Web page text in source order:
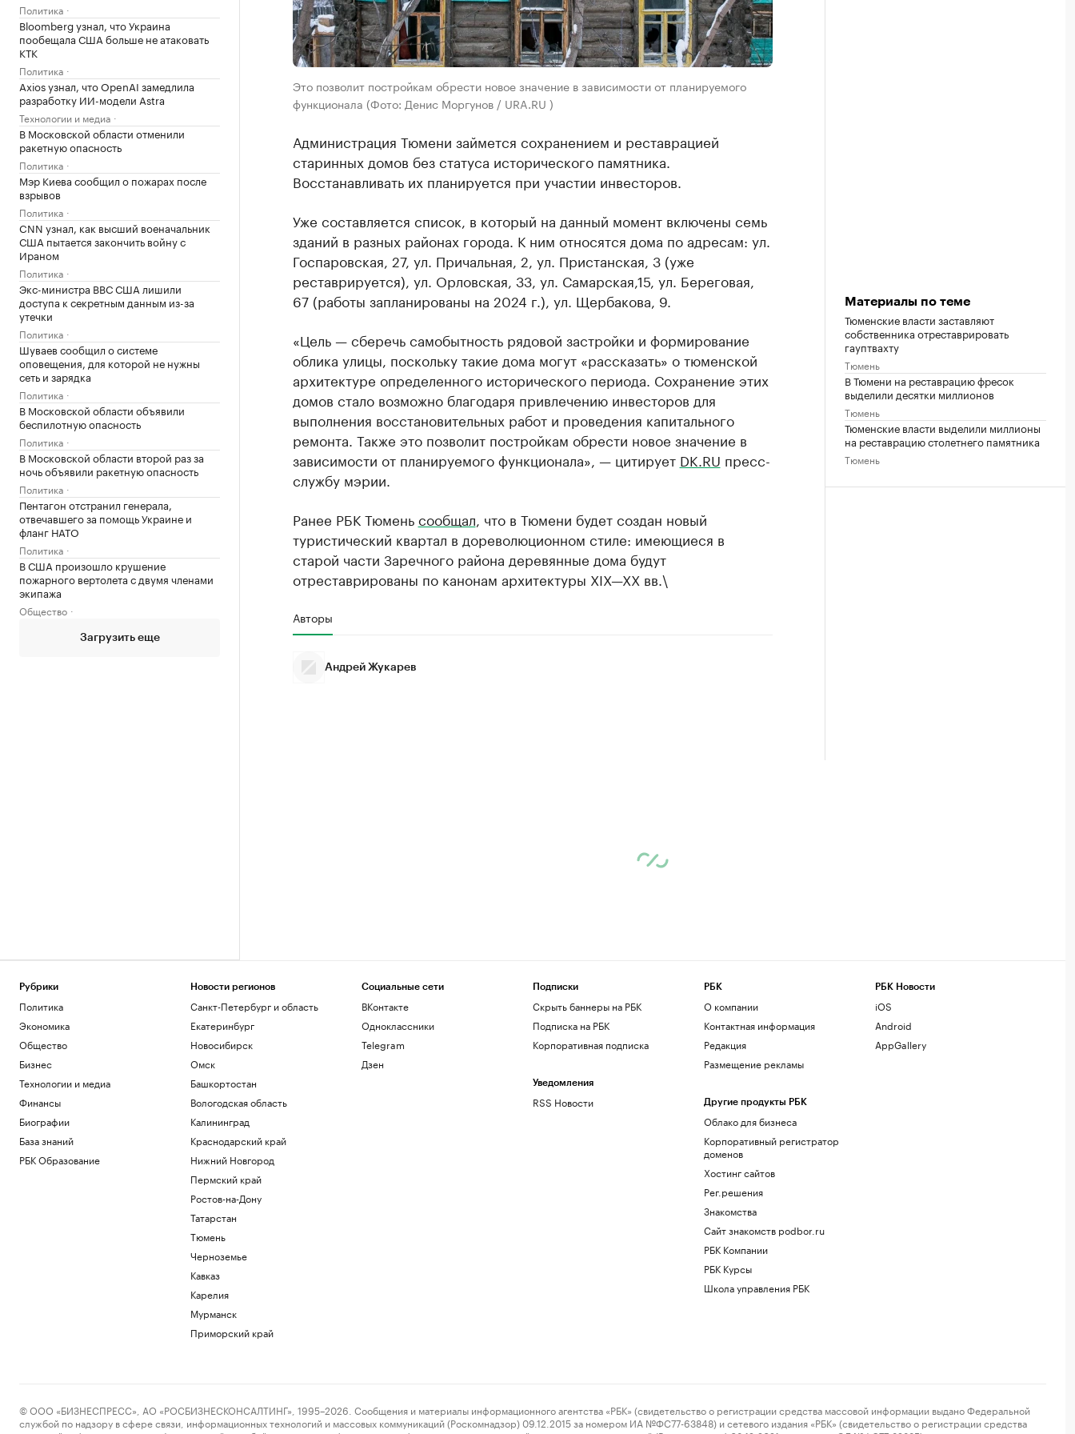
Политика
Bloomberg узнал, что Украина
пообещала США больше не атаковать
КТК
Политика
Axios узнал, что OpenAI замедлила
разработку ИИ-модели Astra
Технологии и медиа
В Московской области отменили
ракетную опасность
Политика
Мэр Киева сообщил о пожарах после
взрывов
Политика
CNN узнал, как высший военачальник
США пытается закончить войну с
Ираном
Политика
Экс-министра ВВС США лишили
доступа к секретным данным из-за
утечки
Политика
Шуваев сообщил о системе
оповещения, для которой не нужны
сеть и зарядка
Политика
В Московской области объявили
беспилотную опасность
Политика
В Московской области второй раз за
ночь объявили ракетную опасность
Политика
Пентагон отстранил генерала,
отвечавшего за помощь Украине и
фланг НАТО
Политика
В США произошло крушение
пожарного вертолета с двумя членами
экипажа
Общество
Загрузить еще
Это позволит постройкам обрести новое значение в зависимости от планируемого
функционала (Фото: Денис Моргунов / URA.RU )
Администрация Тюмени займется сохранением и реставрацией
старинных домов без статуса исторического памятника.
Восстанавливать их планируется при участии инвесторов.
Уже составляется список, в который на данный момент включены семь
зданий в разных районах города. К ним относятся дома по адресам: ул.
Госпаровская, 27, ул. Причальная, 2, ул. Пристанская, 3 (уже
реставрируется), ул. Орловская, 33, ул. Самарская,15, ул. Береговая,
67 (работы запланированы на 2024 г.), ул. Щербакова, 9.
«Цель — сберечь самобытность рядовой застройки и формирование
облика улицы, поскольку такие дома могут «рассказать» о тюменской
архитектуре определенного исторического периода. Сохранение этих
домов стало возможно благодаря привлечению инвесторов для
выполнения восстановительных работ и проведения капитального
ремонта. Также это позволит постройкам обрести новое значение в
зависимости от планируемого функционала», — цитирует DK.RU пресс-
службу мэрии.
Ранее РБК Тюменьсообщал , что в Тюмени будет создан новый
туристический квартал в дореволюционном стиле: имеющиеся в
старой части Заречного района деревянные дома будут
отреставрированы по канонам архитектуры XIX—XX вв.\
Авторы
Андрей Жукарев
Материалы по теме
Тюменские власти заставляют
собственника отреставрировать
гауптвахту
Тюмень
В Тюмени на реставрацию фресок
выделили десятки миллионов
Тюмень
Тюменские власти выделили миллионы
на реставрацию столетнего памятника
Тюмень
Рубрики
Политика
Экономика
Общество
Бизнес
Технологии и медиа
Финансы
Биографии
База знаний
РБК Образование
Новости регионов
Санкт-Петербург и область
Екатеринбург
Новосибирск
Омск
Башкортостан
Вологодская область
Калининград
Краснодарский край
Нижний Новгород
Пермский край
Ростов-на-Дону
Татарстан
Тюмень
Черноземье
Кавказ
Карелия
Мурманск
Приморский край
Социальные сети
ВКонтакте
Одноклассники
Telegram
Дзен
Подписки
Скрыть баннеры на РБК
Подписка на РБК
Корпоративная подписка
Уведомления
RSS Новости
РБК
О компании
Контактная информация
Редакция
Размещение рекламы
Другие продукты РБК
Облако для бизнеса
Корпоративный регистратор
доменов
Хостинг сайтов
Рег.решения
Знакомства
Сайт знакомств podbor.ru
РБК Компании
РБК Курсы
Школа управления РБК
РБК Новости
iOS
Android
AppGallery
© ООО «БИЗНЕСПРЕСС», АО «РОСБИЗНЕСКОНСАЛТИНГ», 1995–2026. Сообщения и материалы информационного агентства «РБК» (свидетельство о регистрации средства массовой информации выдано Федеральной
службой по надзору в сфере связи, информационных технологий и массовых коммуникаций (Роскомнадзор) 09.12.2015 за номером ИА №ФС77-63848) и сетевого издания «РБК» (свидетельство о регистрации средства